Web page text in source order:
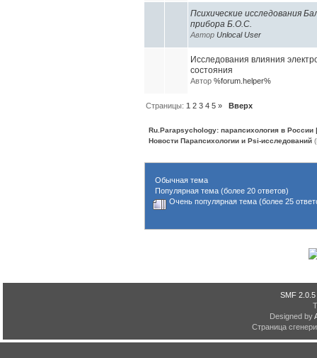
Психические исследования
прибора Б.О.С.
Автор Unlocal User
Исследования влияния
состояния
Автор %forum.helper%
Страницы:1 2 3 4 5 » Вверх
Ru.Parapsychology: парапсихология в
Новости Парапсихологии и Psi-исследований
Обычная тема
Популярная тема (более 20 ответов)
Очень популярная тема (более 25
SMF 2.0.5
Designed by
Страница